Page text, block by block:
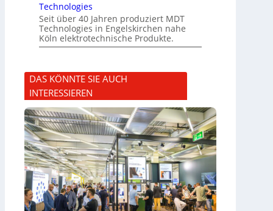
Technologies
Seit über 40 Jahren produziert MDT
Technologies in Engelskirchen nahe
Köln elektrotechnische Produkte.
DAS KÖNNTE SIE AUCH
INTERESSIEREN